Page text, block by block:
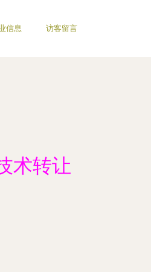
信息 访客留言
术转让